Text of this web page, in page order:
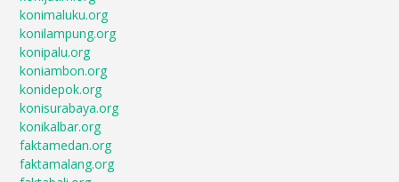
konimaluku.org
konilampung.org
konipalu.org
koniambon.org
konidepok.org
konisurabaya.org
konikalbar.org
faktamedan.org
faktamalang.org